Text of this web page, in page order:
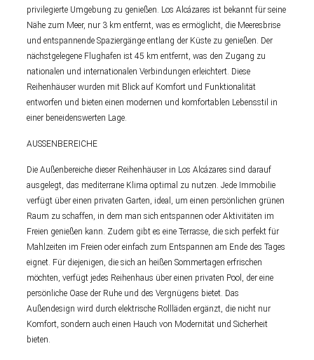
privilegierte Umgebung zu genießen. Los Alcázares ist bekannt für seine
Nähe zum Meer, nur 3 km entfernt, was es ermöglicht, die Meeresbrise
und entspannende Spaziergänge entlang der Küste zu genießen. Der
nächstgelegene Flughafen ist 45 km entfernt, was den Zugang zu
nationalen und internationalen Verbindungen erleichtert. Diese
Reihenhäuser wurden mit Blick auf Komfort und Funktionalität
entworfen und bieten einen modernen und komfortablen Lebensstil in
einer beneidenswerten Lage.
AUSSENBEREICHE
Die Außenbereiche dieser Reihenhäuser in Los Alcázares sind darauf
ausgelegt, das mediterrane Klima optimal zu nutzen. Jede Immobilie
verfügt über einen privaten Garten, ideal, um einen persönlichen grünen
Raum zu schaffen, in dem man sich entspannen oder Aktivitäten im
Freien genießen kann. Zudem gibt es eine Terrasse, die sich perfekt für
Mahlzeiten im Freien oder einfach zum Entspannen am Ende des Tages
eignet. Für diejenigen, die sich an heißen Sommertagen erfrischen
möchten, verfügt jedes Reihenhaus über einen privaten Pool, der eine
persönliche Oase der Ruhe und des Vergnügens bietet. Das
Außendesign wird durch elektrische Rollläden ergänzt, die nicht nur
Komfort, sondern auch einen Hauch von Modernität und Sicherheit
bieten.